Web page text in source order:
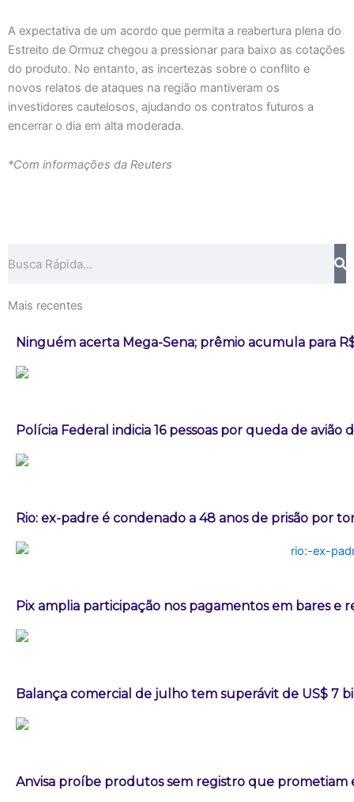
A expectativa de um acordo que permita a reabertura plena do
Estreito de Ormuz chegou a pressionar para baixo as cotações
do produto. No entanto, as incertezas sobre o conflito e
novos relatos de ataques na região mantiveram os
investidores cautelosos, ajudando os contratos futuros a
encerrar o dia em alta moderada.
*Com informações da Reuters
Mais recentes
Ninguém acerta Mega-Sena; prêmio acumula para
Polícia Federal indicia 16 pessoas por queda de avião
Rio: ex-padre é condenado a 48 anos de prisão por
Pix amplia participação nos pagamentos em bares e
Balança comercial de julho tem superávit de US$ 7
Anvisa proíbe produtos sem registro que prometiam